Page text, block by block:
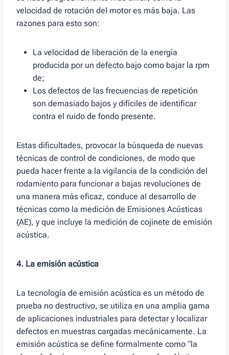
velocidad de rotación del motor es más baja. Las
razones para esto son:
La velocidad de liberación de la energía
producida por un defecto bajo como bajar la rpm
de;
Los defectos de las frecuencias de repetición
son demasiado bajos y difíciles de identificar
contra el ruido de fondo presente.
Estas dificultades, provocar la búsqueda de nuevas
técnicas de control de condiciones, de modo que
pueda hacer frente a la vigilancia de la condición del
rodamiento para funcionar a bajas revoluciones de
una manera más eficaz, conduce al desarrollo de
técnicas como la medición de Emisiones Acústicas
(AE), y que incluye la medición de cojinete de emisión
acústica.
4. La emisión acústica
La tecnología de emisión acústica es un método de
prueba no destructivo, se utiliza en una amplia gama
de aplicaciones industriales para detectar y localizar
defectos en muestras cargadas mecánicamente. La
emisión acústica se define formalmente como “la